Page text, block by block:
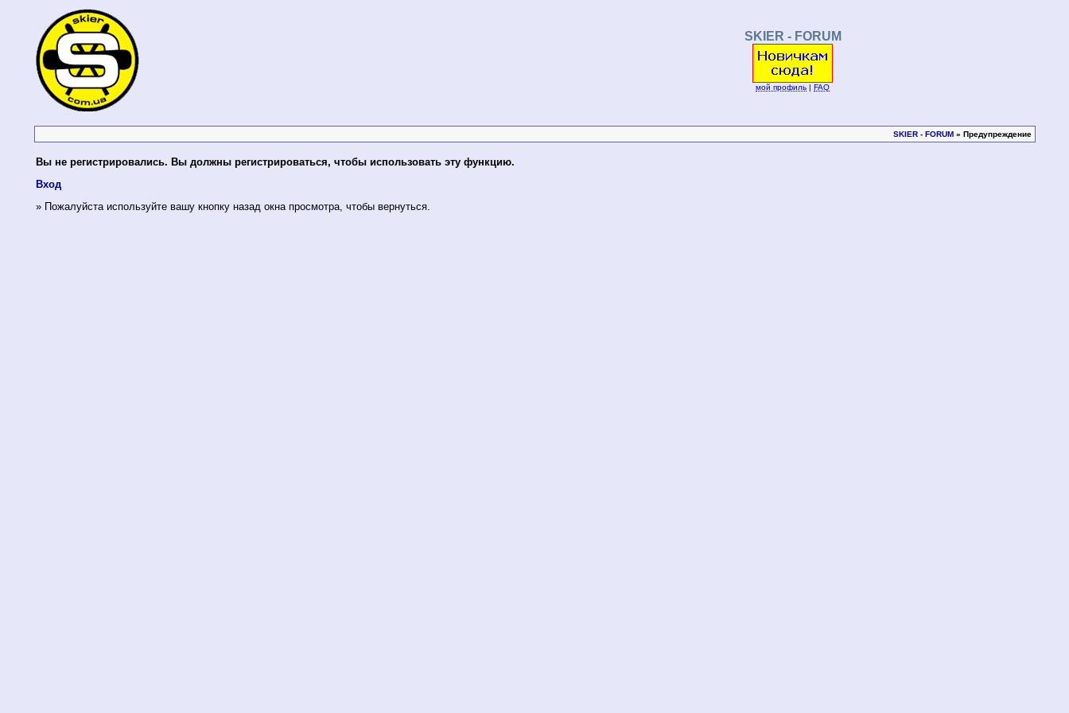
SKIER - FORUM
мой профиль | FAQ
SKIER - FORUM» Предупреждение
Вы не регистрировались. Вы должны регистрироваться, чтобы использовать эту функцию.
Вход
» Пожалуйста используйте вашу кнопку назад окна просмотра, чтобы вернуться.